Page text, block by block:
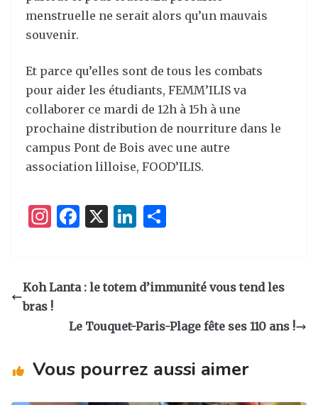
menstruelle ne serait alors qu’un mauvais
souvenir.
Et parce qu’elles sont de tous les combats
pour aider les étudiants, FEMM’ILIS va
collaborer ce mardi de 12h à 15h à une
prochaine distribution de nourriture dans le
campus Pont de Bois avec une autre
association lilloise, FOOD’ILIS.
I
a
g
ra
F
e
o
k
X
Li
e
n
g
Koh Lanta : le totem d’immunité vous tend les
bras !
Le Touquet-Paris-Plage fête ses 110 ans !
Vous pourrez aussi aimer